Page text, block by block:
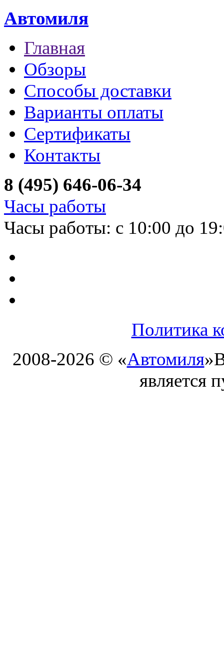
Автомиля
Главная
Обзоры
Способы доставки
Варианты оплаты
Сертификаты
Контакты
8 (495) 646-06-34
Часы работы
Часы работы: с 10:00 до
Политика
2008-2026 © «Автомиля»
является